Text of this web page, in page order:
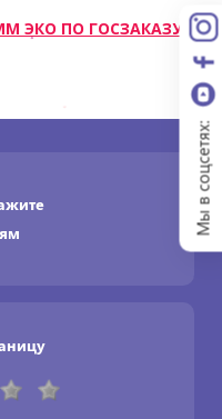
ЭКО ПО ГОСЗАКАЗУ
Мы в соцсетях: